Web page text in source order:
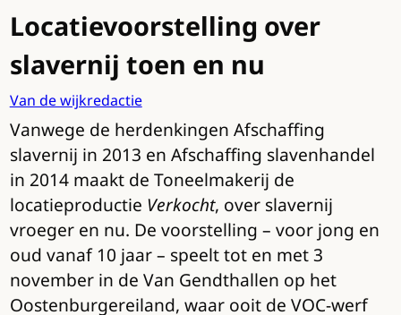
Locatievoorstelling over
slavernij toen en nu
Van de wijkredactie
Vanwege de herdenkingen Afschaffing
slavernij in 2013 en Afschaffing slavenhandel
in 2014 maakt de Toneelmakerij de
locatieproductie Verkocht, over slavernij
vroeger en nu. De voorstelling – voor jong en
oud vanaf 10 jaar – speelt tot en met 3
november in de Van Gendthallen op het
Oostenburgereiland, waar ooit de VOC-werf